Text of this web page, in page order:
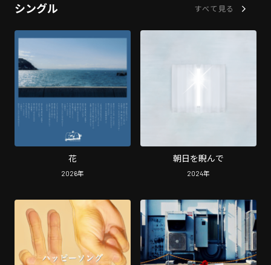
シングル すべて見る
花
2026年
朝日を睨んで
2024年